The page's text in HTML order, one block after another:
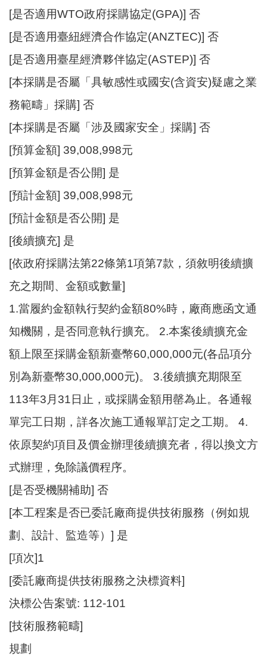
問
題
桃
園
市
政
府
E
g
i
s
h
私
權
政
策
政
府
網
站
料
開
宣
告
網
安
全
政
策
[是否適用WTO政府採購協定(GPA)] 否
[是否適用臺紐經濟合作協定(ANZTEC)] 否
[是否適用臺星經濟夥伴協定(ASTEP)] 否
[本採購是否屬「具敏感性或國安(含資安)疑慮之業
務範疇」採購] 否
[本採購是否屬「涉及國家安全」採購] 否
[預算金額] 39,008,998元
[預算金額是否公開] 是
[預計金額] 39,008,998元
[預計金額是否公開] 是
[後續擴充] 是
[依政府採購法第22條第1項第7款，須敘明後續擴
充之期間、金額或數量]
1.當履約金額執行契約金額80%時，廠商應函文通
知機關，是否同意執行擴充。 2.本案後續擴充金
額上限至採購金額新臺幣60,000,000元(各品項分
別為新臺幣30,000,000元)。 3.後續擴充期限至
113年3月31日止，或採購金額用罄為止。各通報
單完工日期，詳各次施工通報單訂定之工期。 4.
依原契約項目及價金辦理後續擴充者，得以換文方
式辦理，免除議價程序。
[是否受機關補助] 否
[本工程案是否已委託廠商提供技術服務（例如規
劃、設計、監造等）] 是
[項次]1
[委託廠商提供技術服務之決標資料]
決標公告案號: 112-101
[技術服務範疇]
規劃